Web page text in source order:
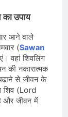
उपाय
आने वाले
(Sawan
वहां शिवलिंग
की नकारात्मक
से जीवन के
शिव (Lord
और जीवन में